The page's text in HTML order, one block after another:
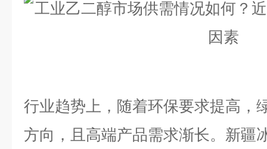
行业趋势上，随着环保要求提高，
方向，且高端产品需求渐长。新疆